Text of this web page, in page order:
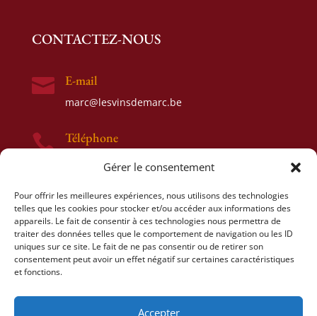
Gérer le consentement
Pour offrir les meilleures expériences, nous utilisons des technologies
telles que les cookies pour stocker et/ou accéder aux informations des
appareils. Le fait de consentir à ces technologies nous permettra de
traiter des données telles que le comportement de navigation ou les ID
uniques sur ce site. Le fait de ne pas consentir ou de retirer son
consentement peut avoir un effet négatif sur certaines caractéristiques
et fonctions.
Accepter
CONTACTEZ-NOUS
 E-mail
marc@lesvinsdemarc.be
 Téléphone
 Adresse
Rue de Samme 58
1480 Tubize